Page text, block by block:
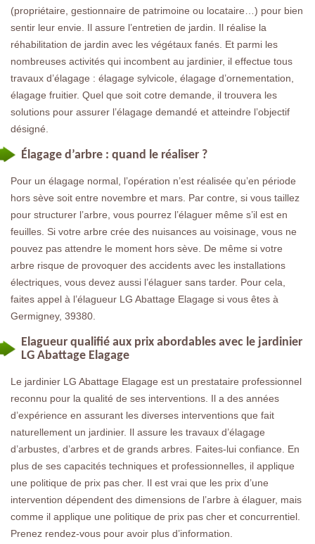
(propriétaire, gestionnaire de patrimoine ou locataire…) pour bien
sentir leur envie. Il assure l’entretien de jardin. Il réalise la
réhabilitation de jardin avec les végétaux fanés. Et parmi les
nombreuses activités qui incombent au jardinier, il effectue tous
travaux d’élagage : élagage sylvicole, élagage d’ornementation,
élagage fruitier. Quel que soit cotre demande, il trouvera les
solutions pour assurer l’élagage demandé et atteindre l’objectif
désigné.
Élagage d’arbre : quand le réaliser ?
Pour un élagage normal, l’opération n’est réalisée qu’en période
hors sève soit entre novembre et mars. Par contre, si vous taillez
pour structurer l’arbre, vous pourrez l’élaguer même s’il est en
feuilles. Si votre arbre crée des nuisances au voisinage, vous ne
pouvez pas attendre le moment hors sève. De même si votre
arbre risque de provoquer des accidents avec les installations
électriques, vous devez aussi l’élaguer sans tarder. Pour cela,
faites appel à l’élagueur LG Abattage Elagage si vous êtes à
Germigney, 39380.
Elagueur qualifié aux prix abordables avec le jardinier
LG Abattage Elagage
Le jardinier LG Abattage Elagage est un prestataire professionnel
reconnu pour la qualité de ses interventions. Il a des années
d’expérience en assurant les diverses interventions que fait
naturellement un jardinier. Il assure les travaux d’élagage
d’arbustes, d’arbres et de grands arbres. Faites-lui confiance. En
plus de ses capacités techniques et professionnelles, il applique
une politique de prix pas cher. Il est vrai que les prix d’une
intervention dépendent des dimensions de l’arbre à élaguer, mais
comme il applique une politique de prix pas cher et concurrentiel.
Prenez rendez-vous pour avoir plus d’information.